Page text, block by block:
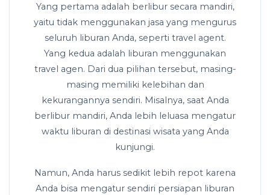
Yang pertama adalah berlibur secara mandiri,
yaitu tidak menggunakan jasa yang mengurus
seluruh liburan Anda, seperti travel agent.
Yang kedua adalah liburan menggunakan
travel agen. Dari dua pilihan tersebut, masing-
masing memiliki kelebihan dan
kekurangannya sendiri. Misalnya, saat Anda
berlibur mandiri, Anda lebih leluasa mengatur
waktu liburan di destinasi wisata yang Anda
kunjungi.
Namun, Anda harus sedikit lebih repot karena
Anda bisa mengatur sendiri persiapan liburan